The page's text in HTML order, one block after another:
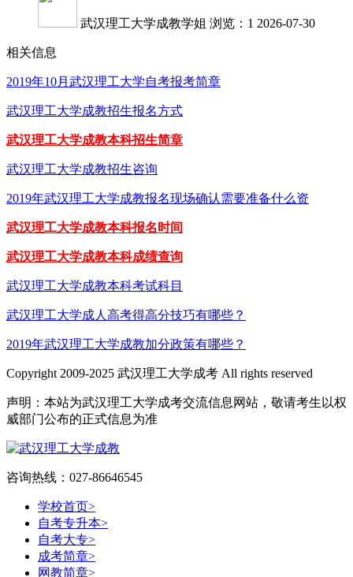
武汉理工大学成教学姐 浏览：1 2026-07-30
相关信息
2019年10月武汉理工大学自考报考简章
武汉理工大学成教招生报名方式
武汉理工大学成教本科招生简章
武汉理工大学成教招生咨询
2019年武汉理工大学成教报名现场确认需要准备什么资
武汉理工大学成教本科报名时间
武汉理工大学成教本科成绩查询
武汉理工大学成教本科考试科目
武汉理工大学成人高考得高分技巧有哪些？
2019年武汉理工大学成教加分政策有哪些？
Copyright 2009-2025 武汉理工大学成考 All rights reserved
声明：本站为武汉理工大学成考交流信息网站，敬请考生以权
威部门公布的正式信息为准
咨询热线：027-86646545
学校首页>
自考专升本>
自考大专>
成考简章>
网教简章>